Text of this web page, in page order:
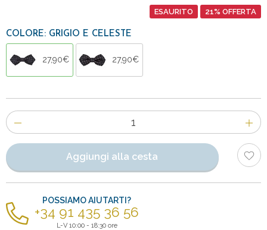
ESAURITO 21% OFFERTA
COLORE: GRIGIO E CELESTE
27,90€ 27,90€
Numero
di
articoli
Aggiungi alla cesta
POSSIAMO AIUTARTI?
+34 91 435 36 56
L-V 10:00 - 18:30 ore